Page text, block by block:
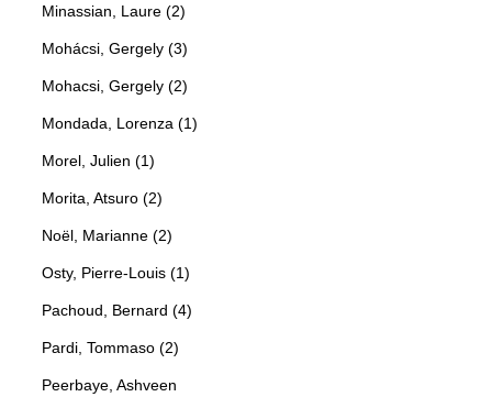
Minassian, Laure (2)
Mohácsi, Gergely (3)
Mohacsi, Gergely (2)
Mondada, Lorenza (1)
Morel, Julien (1)
Morita, Atsuro (2)
Noël, Marianne (2)
Osty, Pierre-Louis (1)
Pachoud, Bernard (4)
Pardi, Tommaso (2)
Peerbaye, Ashveen